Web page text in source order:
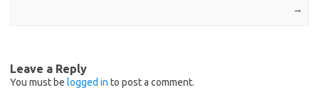
→
Leave a Reply
You must be logged in to post a comment.